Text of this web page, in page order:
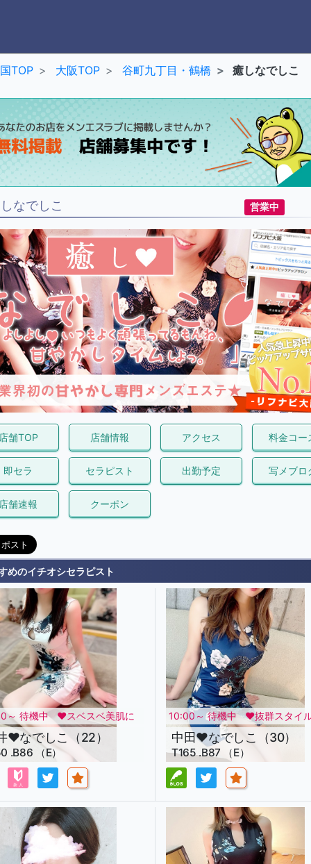
TOP 大阪TOP 谷町九丁目・鶴橋 癒しなでしこ
なでしこ 営業中
舗TOP 店舗情報 アクセス 料金コー
即セラ セラピスト 出勤予定 写メブロ
舗速報 クーポン
めのイチオシセラピスト
～ 待機中 ♥スベスベ美肌に
りオイルのヌメヌメ大胆施術
く優しい手技にメロメロにな
なでしこ♥
♥なでしこ（22）
.B86 （E）
10:00～ 待機中 ♥抜群スタイ
れ出す色気×癒し系美女の 比類
癒しなでしこ♥
中田♥なでしこ（30）
T165 .B87 （E）